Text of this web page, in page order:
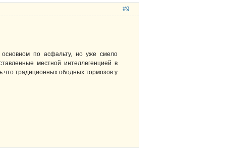
#9
по асфальту, но уже смело
местной интеллегенцией в
что традиционных ободных тормозов у